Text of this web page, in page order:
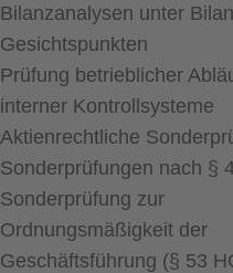
Bilanzanalysen unter
Gesichtspunkten
Prüfung betrieblicher
interner Kontrollsysteme
Aktienrechtliche
Sonderprüfungen nach §
Sonderprüfung zur
Ordnungsmäßigkeit der
Geschäftsführung (§ 53